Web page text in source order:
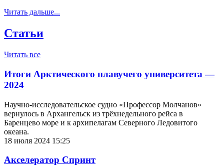
Читать дальше...
Статьи
Читать все
Итоги Арктического плавучего университета —
2024
Научно-исследовательское судно «Профессор Молчанов»
вернулось в Архангельск из трёхнедельного рейса в
Баренцево море и к архипелагам Северного Ледовитого
океана.
18 июля 2024 15:25
Акселератор Спринт